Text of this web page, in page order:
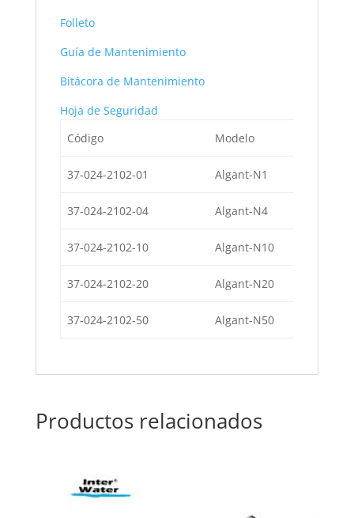
Folleto
Guía de Mantenimiento
Bitácora de Mantenimiento
Hoja de Seguridad
Código
Modelo
37-024-2102-01 Algant-N1
37-024-2102-04 Algant-N4
37-024-2102-10 Algant-N10
37-024-2102-20 Algant-N20
37-024-2102-50 Algant-N50
Productos relacionados